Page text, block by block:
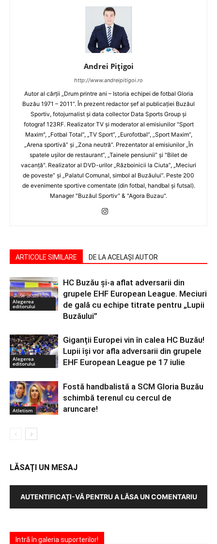
Andrei Pițigoi
http://www.andreipitigoi.ro
Autor al cărţii „Drum printre ani – Istoria echipei de fotbal Gloria
Buzău 1971 – 2011”. În prezent redactor şef al publicaţiei Buzăul
Sportiv, fotojurnalist şi data collector Data Sports Group şi
fotograf 123RF. Realizator TV şi moderator al emisiunilor "Sport
Maxim", „Fotbal Total”, „TV Sport”, „Eurofotbal”, „Sport Maxim”,
„Arena sportivă” şi „Zona neutră”. Prezentator al emisiunilor „În
spatele uşilor de restaurant”, „Tainele pensiunii” şi "Bilet de
vacanţă". Realizator al DVD-urilor „Războinicii la Ciuta”, „Meciuri
de poveste” şi „Palatul Comunal, simbol al Buzăului”. Peste 200
de evenimente sportive comentate (din fotbal, handbal şi futsal).
Manager "Buzăul Sportiv" & "Agora Buzau".
ARTICOLE SIMILARE DE LA ACELAȘI AUTOR
Alegerea
editorului
HC Buzău și-a aflat adversarii din
grupele EHF European League. Meciuri
de gală cu echipe titrate pentru „Lupii
Buzăului”
Alegerea
editorului
Giganții Europei vin în calea HC Buzău!
Lupii își vor afla adversarii din grupele
EHF European League pe 17 iulie
Atletism
Fostă handbalistă a SCM Gloria Buzău
schimbă terenul cu cercul de
aruncare!
LĂSAȚI UN MESAJ
AUTENTIFICAȚI-VĂ PENTRU A LĂSA UN COMENTARIU
Intră în galeria suporterilor!